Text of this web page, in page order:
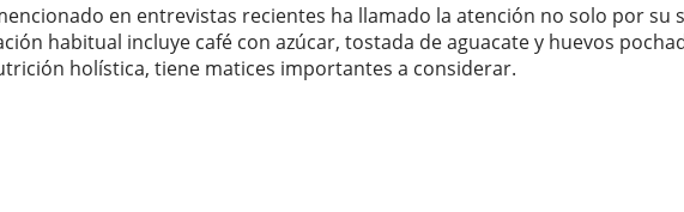
en entrevistas recientes ha llamado la atención no solo por
habitual incluye café con azúcar, tostada de aguacate y huevos
holística, tiene matices importantes a considerar.